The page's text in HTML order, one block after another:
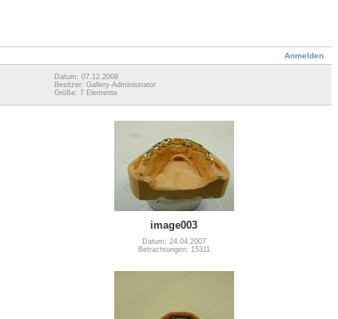
Anmelden
Datum: 07.12.2008
Besitzer: Gallery-Administrator
Größe: 7 Elemente
image003
Datum: 24.04.2007
Betrachtungen: 15311